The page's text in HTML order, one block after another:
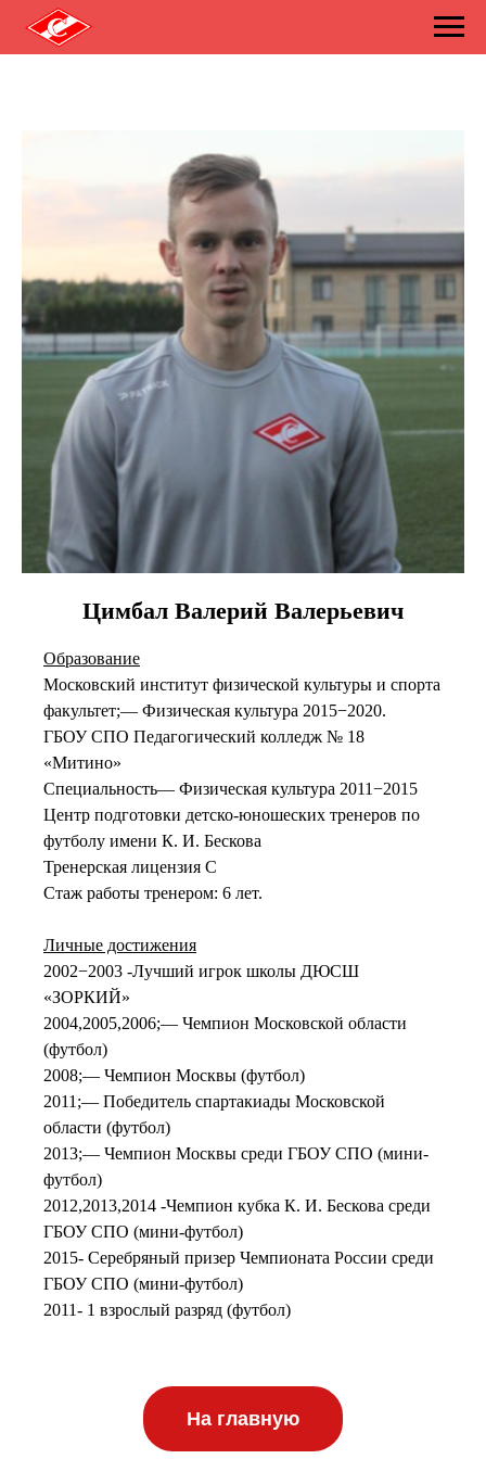
Цимбал Валерий Валерьевич
Образование
Московский институт физической культуры и спорта
факультет;— Физическая культура 2015−2020.
ГБОУ СПО Педагогический колледж № 18
«Митино»
Специальность— Физическая культура 2011−2015
Центр подготовки детско-юношеских тренеров по
футболу имени К. И. Бескова
Тренерская лицензия С
Стаж работы тренером: 6 лет.
Личные достижения
2002−2003 -Лучший игрок школы ДЮСШ
«ЗОРКИЙ»
2004,2005,2006;— Чемпион Московской области
(футбол)
2008;— Чемпион Москвы (футбол)
2011;— Победитель спартакиады Московской
области (футбол)
2013;— Чемпион Москвы среди ГБОУ СПО (мини-
футбол)
2012,2013,2014 -Чемпион кубка К. И. Бескова среди
ГБОУ СПО (мини-футбол)
2015- Серебряный призер Чемпионата России среди
ГБОУ СПО (мини-футбол)
2011- 1 взрослый разряд (футбол)
На главную